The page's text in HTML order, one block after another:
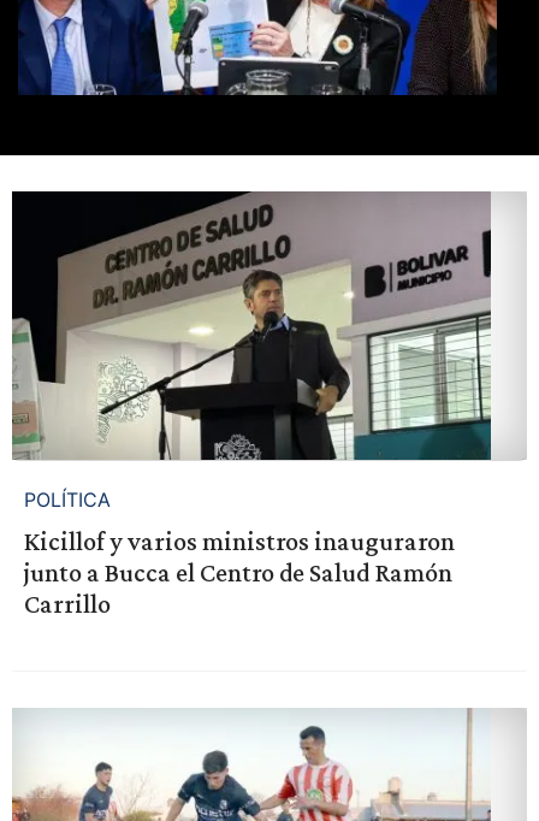
POLÍTICA
Kicillof y varios ministros inauguraron
junto a Bucca el Centro de Salud Ramón
Carrillo